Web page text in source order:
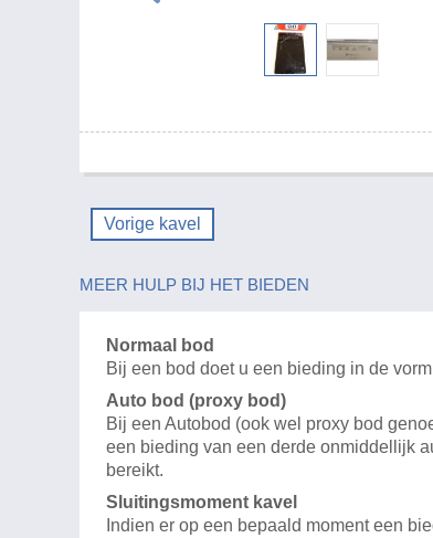
Vorige kavel
MEER HULP BIJ HET BIEDEN
Normaal bod
Bij een bod doet u een bieding in de
Auto bod (proxy bod)
Bij een Autobod (ook wel proxy bod
een bieding van een derde onmiddellijk
bereikt.
Sluitingsmoment kavel
Indien er op een bepaald moment een